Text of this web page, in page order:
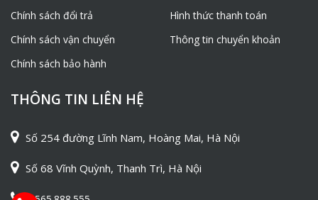
Chính sách đổi trả
Chính sách vận chuyển
Chính sách bảo hành
Hình thức thanh toán
Thông tin chuyển khoản
THÔNG TIN LIÊN HỆ
Số 254 đường Lĩnh Nam, Hoàng Mai, Hà Nội
Số 68 Vĩnh Quỳnh, Thanh Trì, Hà Nội